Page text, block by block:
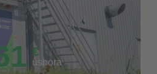
€
úspora